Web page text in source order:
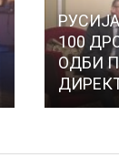
100
ОДБИ